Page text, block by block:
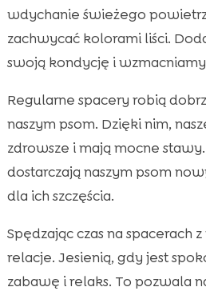
wdychanie świeżego
zachwycać kolorami liści.
swoją kondycję i
Regularne spacery robią
naszym psom. Dzięki nim,
zdrowsze i mają mocne
dostarczają naszym psom
dla ich szczęścia.
Spędzając czas na spacerach
relacje. Jesienią, gdy jest
zabawę i relaks. To pozwala